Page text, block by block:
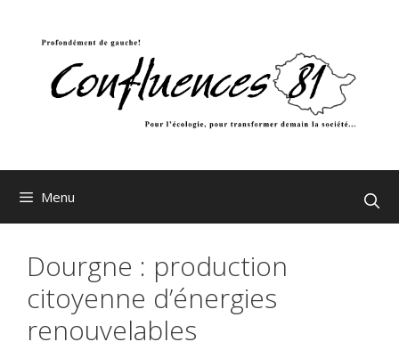
Menu
Dourgne : production
citoyenne d’énergies
renouvelables